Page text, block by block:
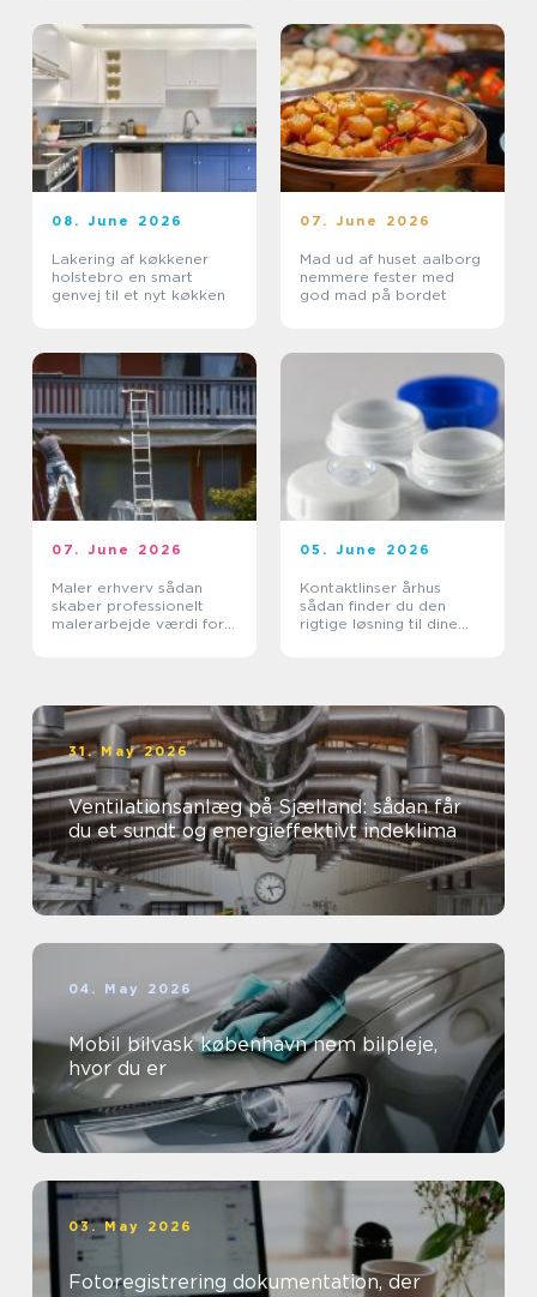
08. June 2026
Lakering af køkkener
holstebro en smart
genvej til et nyt køkken
07. June 2026
Mad ud af huset aalborg
nemmere fester med
god mad på bordet
07. June 2026
Maler erhverv sådan
skaber professionelt
malerarbejde værdi for
05. June 2026
Kontaktlinser århus
sådan finder du den
rigtige løsning til dine
31. May 2026
Ventilationsanlæg på Sjælland: sådan får
du et sundt og energieffektivt indeklima
04. May 2026
Mobil bilvask københavn nem bilpleje,
hvor du er
03. May 2026
Fotoregistrering dokumentation, der